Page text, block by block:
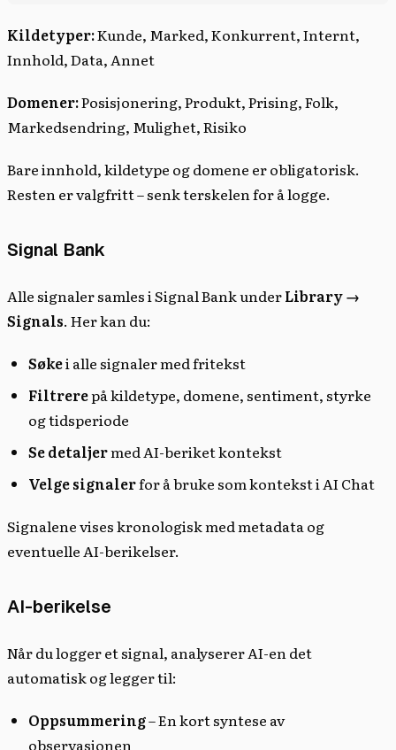
Kildetyper:Kunde, Marked, Konkurrent, Internt,
Innhold, Data, Annet
Domener:Posisjonering, Produkt, Prising, Folk,
Markedsendring, Mulighet, Risiko
Bare innhold, kildetype og domene er obligatorisk.
Resten er valgfritt – senk terskelen for å logge.
Signal Bank
Alle signaler samles i Signal Bank underLibrary →
Signals. Her kan du:
Søkei alle signaler med fritekst
Filtrerepå kildetype, domene, sentiment, styrke
og tidsperiode
Se detaljermed AI-beriket kontekst
Velge signalerfor å bruke som kontekst i AI Chat
Signalene vises kronologisk med metadata og
eventuelle AI-berikelser.
AI-berikelse
Når du logger et signal, analyserer AI-en det
automatisk og legger til:
Oppsummering– En kort syntese av
observasjonen